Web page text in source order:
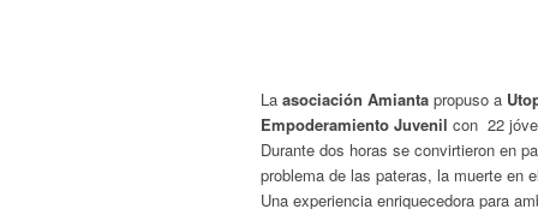
La asociación Amianta propuso a
Empoderamiento Juvenil con 22
Durante dos horas se convirtieron en
problema de las pateras, la muerte en
Una experiencia enriquecedora para